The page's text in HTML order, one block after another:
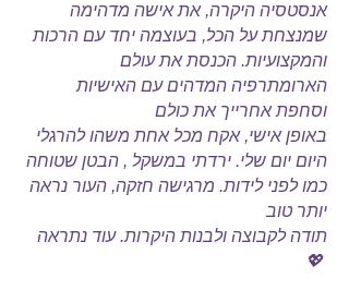
אנסטסיה היקרה, את אישה מדהימה
שמנצחת על הכל, בעוצמה יחד עם הרכות
והמקצועיות. הכנסת את עולם
הארומתרפיה המדהים עם האישיות
וסחפת אחרייך את כולם
באופן אישי, אקח מכל אחת משהו להרגלי
היום יום שלי. ירדתי במשקל , הבטן שטוחה
כמו לפני לידות. מרגישה חזקה, העור נראה
יותר טוב
תודה לקבוצה ולבנות היקרות. עוד נתראה
💖